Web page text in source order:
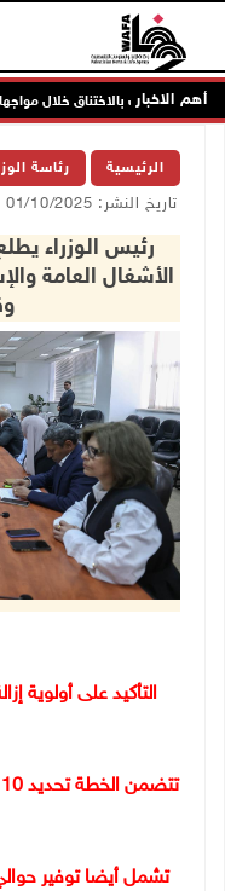
أهم الاخبار
إصابات بالاختناق خلال مواجهات
الرئيسية رئاسة
تاريخ النشر: 01/10/2025 02:02 م
رئيس الوزراء
الأشغال العامة
التأكيد على أولوية